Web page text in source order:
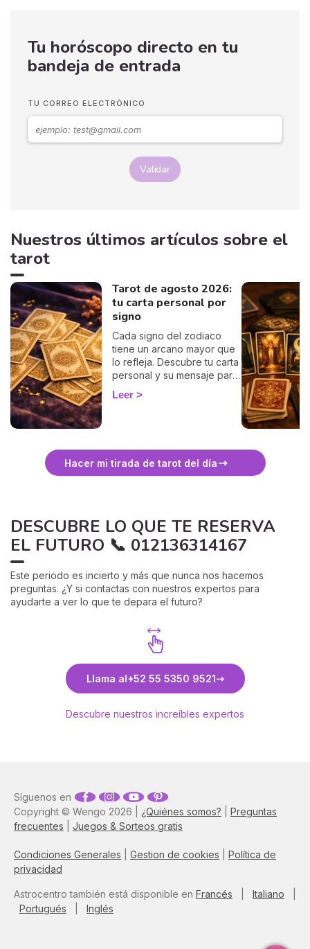
Tu horóscopo directo en tu
bandeja de entrada
TU CORREO ELECTRÓNICO
Validar
Nuestros últimos artículos sobre el
tarot
Tarot de agosto 2026:
tu carta personal por
signo
Cada signo del zodiaco
tiene un arcano mayor que
lo refleja. Descubre tu carta
personal y su mensaje para
agosto, signo por signo.
Leer
Hacer mi tirada de tarot del día
DESCUBRE LO QUE TE RESERVA
EL FUTURO 📞 012136314167
Este periodo es incierto y más que nunca nos hacemos
preguntas. ¿Y si contactas con nuestros expertos para
ayudarte a ver lo que te depara el futuro?
Llama al+52 55 5350 9521
Descubre nuestros increíbles expertos
Copyright © Wengo 2026 | ¿Quiénes somos?
Preguntas
frecuentes
Juegos & Sorteos gratis
Condiciones Generales Gestion de cookies
Política de
privacidad
Síguenos en
Astrocentro también está disponible en Francés Italiano
Portugués
Inglés